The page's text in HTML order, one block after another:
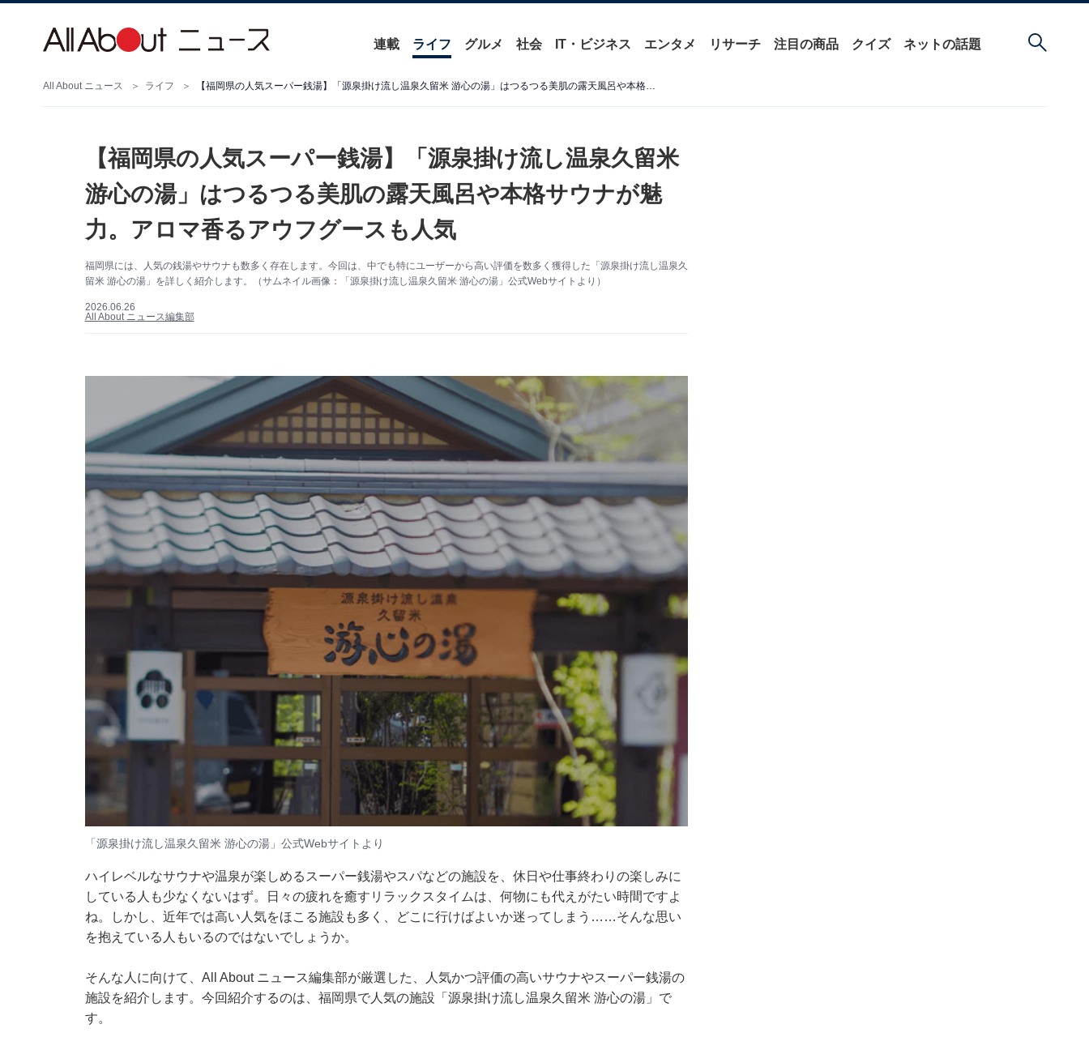
連載 ライフ グルメ 社会 IT・ビジネス エンタメ リサーチ 注目の商品 クイズ ネットの話題
All About ニュース ライフ 【福岡県の人気スーパー銭湯】「源泉掛け流し温泉久留米 游心の湯」はつるつる美肌の露天風呂や本格サウナが魅力。アロマ香るアウフグースも人気
【福岡県の人気スーパー銭湯】「源泉掛け流し温泉久留米
游心の湯」はつるつる美肌の露天風呂や本格サウナが魅
力。アロマ香るアウフグースも人気
福岡県には、人気の銭湯やサウナも数多く存在します。今回は、中でも特にユーザーから高い評価を数多く獲得した「源泉掛け流し温泉久
留米 游心の湯」を詳しく紹介します。（サムネイル画像：「源泉掛け流し温泉久留米 游心の湯」公式Webサイトより）
2026.06.26
All About ニュース編集部
「源泉掛け流し温泉久留米 游心の湯」公式Webサイトより
ハイレベルなサウナや温泉が楽しめるスーパー銭湯やスパなどの施設を、休日や仕事終わりの楽しみに
している人も少なくないはず。日々の疲れを癒すリラックスタイムは、何物にも代えがたい時間ですよ
ね。しかし、近年では高い人気をほこる施設も多く、どこに行けばよいか迷ってしまう……そんな思い
を抱えている人もいるのではないでしょうか。
そんな人に向けて、All About ニュース編集部が厳選した、人気かつ評価の高いサウナやスーパー銭湯の
施設を紹介します。今回紹介するのは、福岡県で人気の施設「源泉掛け流し温泉久留米 游心の湯」で
す。